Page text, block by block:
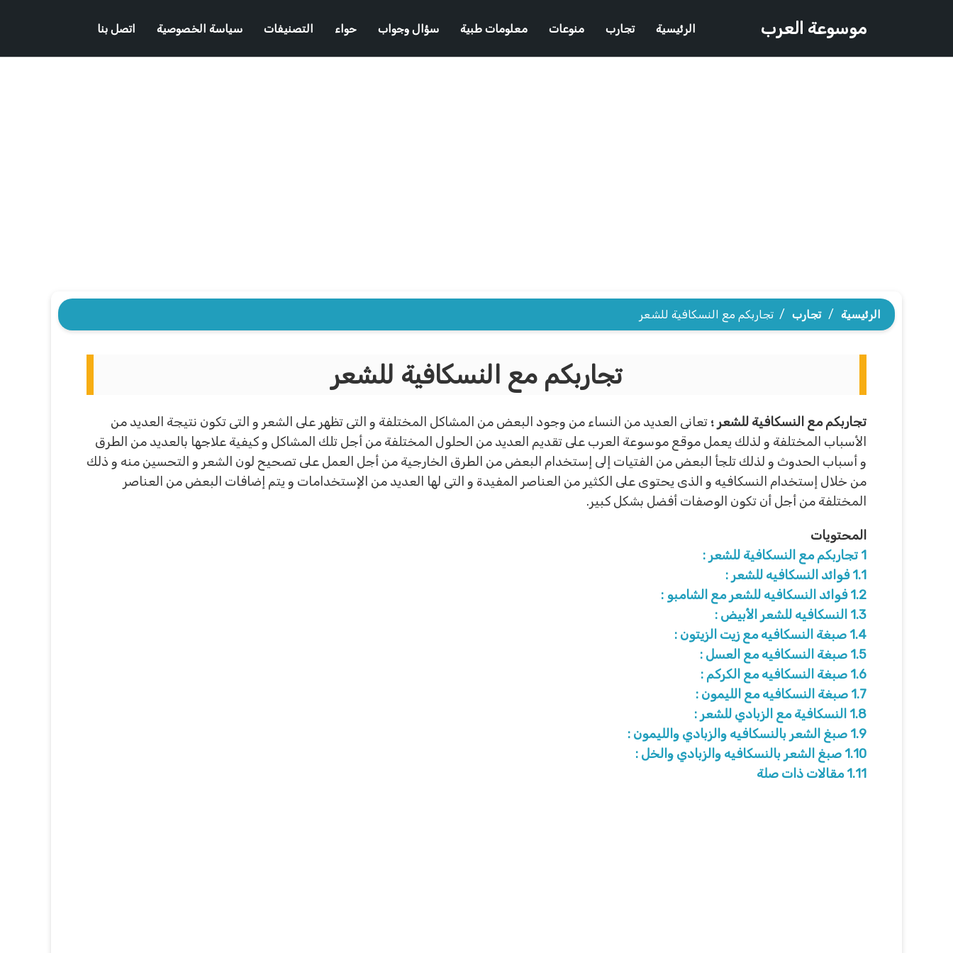
موسوعة العرب الرئيسية تجارب منوعات معلومات طبية سؤال وجواب حواء التصنيفات سياسة الخصوصية اتصل بنا
الرئيسية / تجارب / تجاربكم مع النسكافية للشعر
تجاربكم مع النسكافية للشعر
تجاربكم مع النسكافية للشعر ؛ تعانى العديد من النساء من وجود البعض من المشاكل المختلفة و التى تظهر على الشعر و التى تكون نتيجة العديد من
الأسباب المختلفة و لذلك يعمل موقع موسوعة العرب على تقديم العديد من الحلول المختلفة من أجل تلك المشاكل و كيفية علاجها بالعديد من الطرق
و أسباب الحدوث و لذلك تلجأ البعض من الفتيات إلى إستخدام البعض من الطرق الخارجية من أجل العمل على تصحيح لون الشعر و التحسين منه و ذلك
من خلال إستخدام النسكافيه و الذى يحتوى على الكثير من العناصر المفيدة و التى لها العديد من الإستخدامات و يتم إضافات البعض من العناصر
المختلفة من أجل أن تكون الوصفات أفضل بشكل كبير.
المحتويات
1 تجاربكم مع النسكافية للشعر :
1.1 فوائد النسكافيه للشعر :
1.2 فوائد النسكافيه للشعر مع الشامبو :
1.3 النسكافيه للشعر الأبيض :
1.4 صبغة النسكافيه مع زيت الزيتون :
1.5 صبغة النسكافيه مع العسل :
1.6 صبغة النسكافيه مع الكركم :
1.7 صبغة النسكافيه مع الليمون :
1.8 النسكافية مع الزبادي للشعر :
1.9 صبغ الشعر بالنسكافيه والزبادي والليمون :
1.10 صبغ الشعر بالنسكافيه والزبادي والخل :
1.11 مقالات ذات صلة